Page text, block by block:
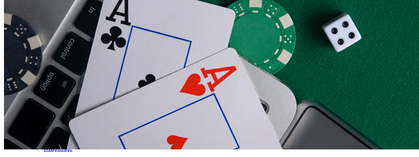
Jucării educative
Jucării bebeluşi
Maşinuţe